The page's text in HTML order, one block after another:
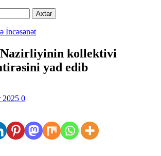
İncəsənət
kollektivi
yad edib
2025 0